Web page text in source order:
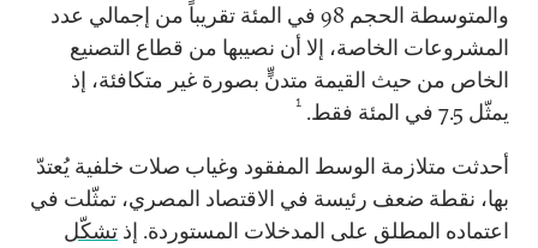
والمتوسطة الحجم 98 في المئة تقريباً من إجمالي عدد
المشروعات الخاصة، إلا أن نصيبها من قطاع التصنيع
الخاص من حيث القيمة متدنٍّ بصورة غير متكافئة، إذ
يمثّل 7.5 في المئة فقط.
1
أحدثت متلازمة الوسط المفقود وغياب صلات خلفية يُعتدّ
بها، نقطة ضعف رئيسة في الاقتصاد المصري، تمثّلت في
اعتماده المطلق على المدخلات المستوردة. إذ تشكّل